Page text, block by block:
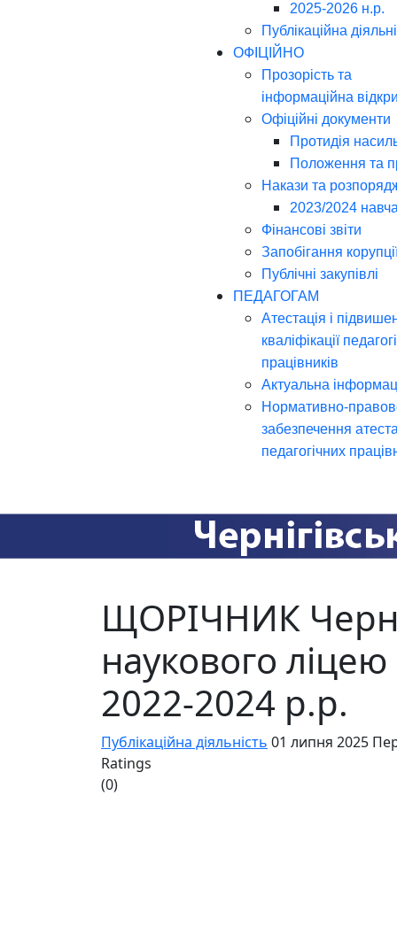
2025-2026 н.р.
Публікаційна
ОФІЦІЙНО
Прозорість та
інформаційна
Офіційні документи
Протидія
Положення та
Накази та
2023/2024
Фінансові звіти
Запобігання
Публічні закупівлі
ПЕДАГОГАМ
Атестація і
кваліфікації
працівників
Актуальна
Нормативно-
забезпечення
педагогічних
ЩОРІЧНИК
наукового ліцею
2022-2024 р.р.
Публікаційна діяльність 01 липня 2025
Ratings
(0)